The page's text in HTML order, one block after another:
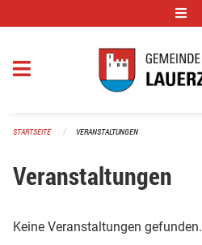
STARTSEITE VERANSTALTUNGEN
Veranstaltungen
Keine Veranstaltungen gefunden.